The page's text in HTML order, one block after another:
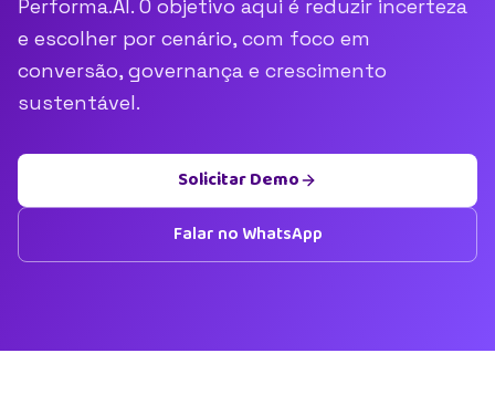
Performa.AI. O objetivo aqui é reduzir incerteza
e escolher por cenário, com foco em
conversão, governança e crescimento
sustentável.
Solicitar Demo
Falar no WhatsApp